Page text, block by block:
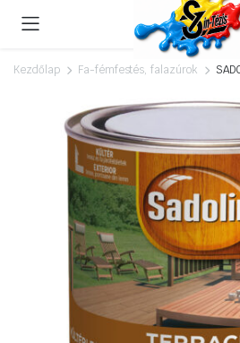
Kezdőlap Fa-fémfestés, falazúrok